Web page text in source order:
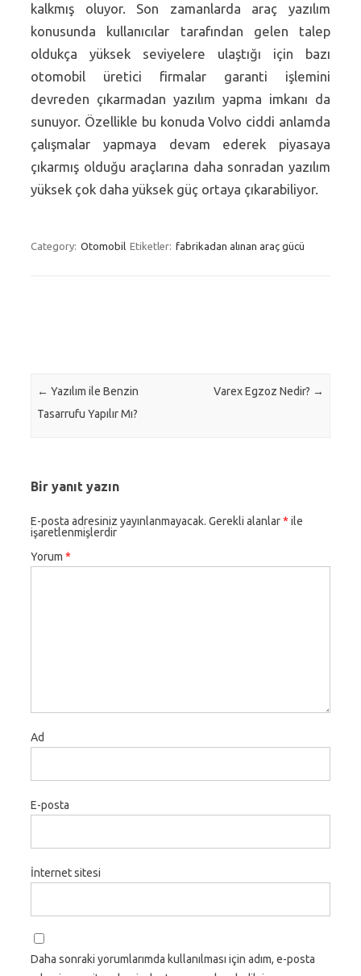
kalkmış oluyor. Son zamanlarda araç yazılım
konusunda kullanıcılar tarafından gelen talep
oldukça yüksek seviyelere ulaştığı için bazı
otomobil üretici firmalar garanti işlemini
devreden çıkarmadan yazılım yapma imkanı da
sunuyor. Özellikle bu konuda Volvo ciddi anlamda
çalışmalar yapmaya devam ederek piyasaya
çıkarmış olduğu araçlarına daha sonradan yazılım
yüksek çok daha yüksek güç ortaya çıkarabiliyor.
Category: Otomobil Etiketler: fabrikadan alınan araç gücü
Post navigation
← Yazılım ile Benzin
Tasarrufu Yapılır Mı?
Varex Egzoz Nedir? →
Bir yanıt yazın
E-posta adresiniz yayınlanmayacak. Gerekli alanlar* ile
işaretlenmişlerdir
Yorum *
Ad
E-posta
İnternet sitesi
Daha sonraki yorumlarımda kullanılması için adım, e-posta